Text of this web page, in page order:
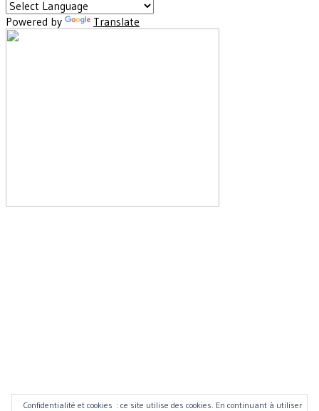
Powered by Translate
Confidentialité et cookies : ce site utilise des cookies. En continuant à utiliser